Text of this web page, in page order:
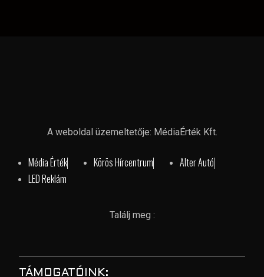
A weboldal üzemeltetője: MédiaÉrték Kft.
Média Érték Körös Hírcentrum
Alter Autó
LED Reklám
Találj meg :
TÁMOGATÓINK: